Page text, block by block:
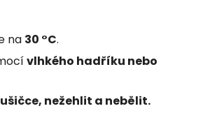
na 30 °C.
vlhkého hadříku nebo
nežehlit a nebělit.